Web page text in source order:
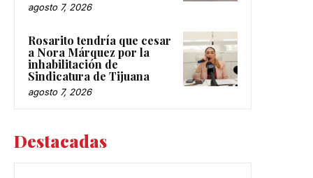
agosto 7, 2026
Rosarito tendría que cesar
a Nora Márquez por la
inhabilitación de
Sindicatura de Tijuana
agosto 7, 2026
Destacadas